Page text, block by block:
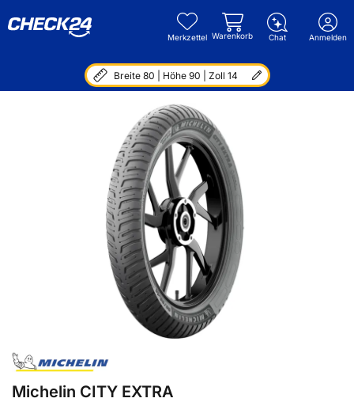
Merkzettel Warenkorb Chat Anmelden
Breite 80 | Höhe 90 | Zoll 14
Michelin CITY EXTRA